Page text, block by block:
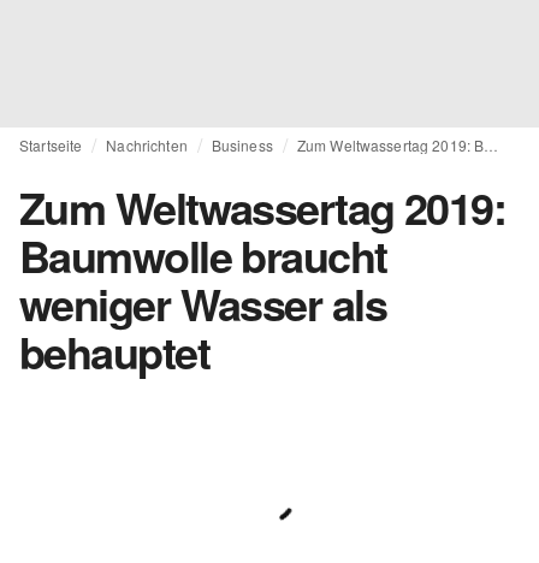
Startseite Nachrichten Business
Zum Weltwassertag 2019:
Baumwolle braucht
weniger Wasser als
behauptet